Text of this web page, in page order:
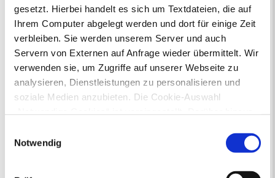
gesetzt. Hierbei handelt es sich um Textdateien, die auf
Ihrem Computer abgelegt werden und dort für einige Zeit
verbleiben. Sie werden unserem Server und auch
Servern von Externen auf Anfrage wieder übermittelt. Wir
verwenden sie, um Zugriffe auf unserer Webseite zu
analysieren, Dienstleistungen zu personalisieren und
soziale Medien anzubieten. Die Cookie-Auswahl
Drittländern (USA) mit unzureichendem
Datenschutzniveau verarbeiten. Es besteht die Gefahr,
dass diese zu Kontroll- und Überwachungszwecken von
Notwendig
Aktuelle Bürgerbeteiligungen zu
Bebauungsplänen finden Sie hier.
Aktuelle Bürgerbeteiligungen zu
Flächennutzungsplan-Änderungen finden
Sie hier.
Geburt